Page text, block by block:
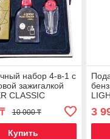
набор 4-в-1 с
зажигалкой
CLASSIC
/ Орёл)
10 000 ₸
Купить
3